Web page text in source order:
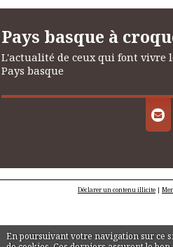
En poursuivant votre navigation sur ce
Pays basque à
L'actualité de ceux qui font
Pays basque
Déclarer un contenu illicite